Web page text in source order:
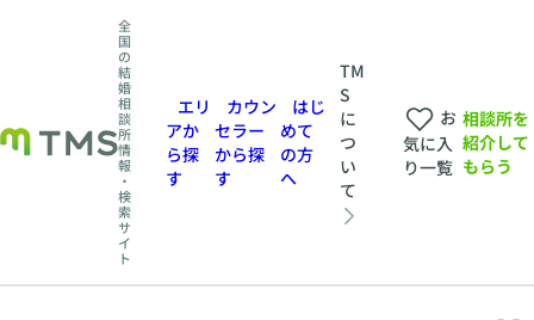
全
国
の
結
婚
相
談
所
情
報
・
検
索
サ
イ
ト
エリ
アか
ら探
す
カウン
セラー
から探
す
はじ
めて
の方
へ
TM
S
に
つ
い
て
お
気に入
り一覧
相談所を
紹介して
もらう